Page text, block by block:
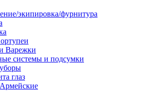
экипировка/фурнитура
Варежки
системы и подсумки
глаз